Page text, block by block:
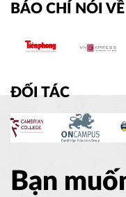
BÁO CHÍ NÓI
ĐỐI TÁC
Bạn